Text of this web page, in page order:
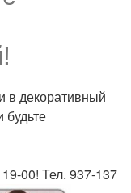
в декоративный
будьте
00! Тел. 937-137